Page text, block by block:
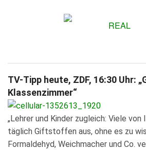
TV-Tipp heute, ZDF, 16:30 Uhr:
Klassenzimmer“
„Lehrer und Kinder zugleich: Viele von
täglich Giftstoffen aus, ohne es zu
Formaldehyd, Weichmacher und Co.